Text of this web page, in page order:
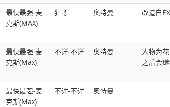
最快最强-麦
克斯(MAX)
狂-狂 奥特曼 改造自
最快最强-麦
克斯(Max)
不详-不详 奥特曼
人物为
之后会
最快最强-麦
克斯(Max)
不详-不详 奥特曼